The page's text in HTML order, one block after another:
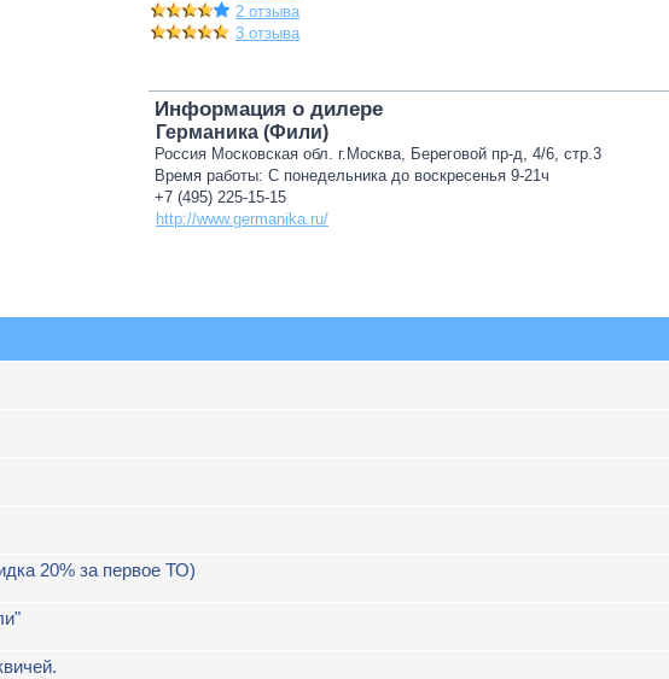
2 отзыва
3 отзыва
Информация о дилере
Германика (Фили)
Россия Московская обл. г.Москва, Береговой пр-д, 4/6, стр.3
Время работы: С понедельника до воскресенья 9-21ч
+7 (495) 225-15-15
http://www.germanika.ru/
20% за первое ТО)